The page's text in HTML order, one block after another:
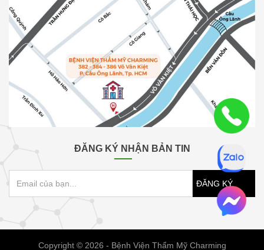
ĐĂNG KÝ NHẬN BẢN TIN
ĐĂNG KÝ
Copyright © 2026 - Bệnh Viện Thẩm Mỹ Charming